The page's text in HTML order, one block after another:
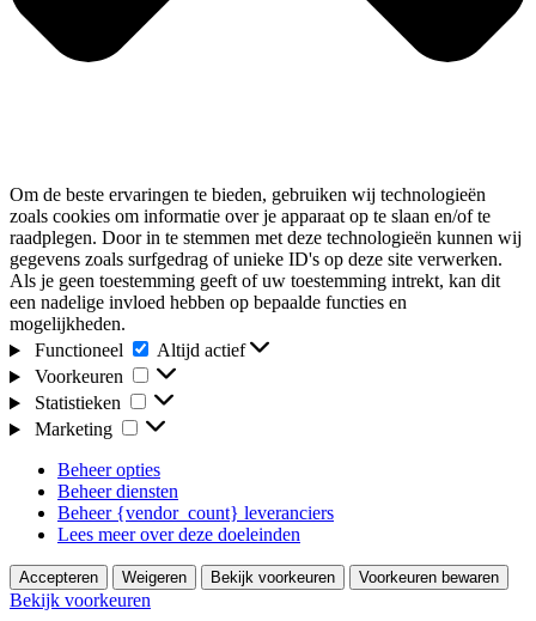
Om de beste ervaringen te bieden, gebruiken wij technologieën
zoals cookies om informatie over je apparaat op te slaan en/of te
raadplegen. Door in te stemmen met deze technologieën kunnen wij
gegevens zoals surfgedrag of unieke ID's op deze site verwerken.
Als je geen toestemming geeft of uw toestemming intrekt, kan dit
een nadelige invloed hebben op bepaalde functies en
mogelijkheden.
Functioneel
Functioneel
Altijd actief
Voorkeuren
Voorkeuren
Statistieken
Statistieken
Marketing
Marketing
Beheer opties
Beheer diensten
Beheer {vendor_count} leveranciers
Lees meer over deze doeleinden
Accepteren Weigeren Bekijk voorkeuren Voorkeuren bewaren
Bekijk voorkeuren